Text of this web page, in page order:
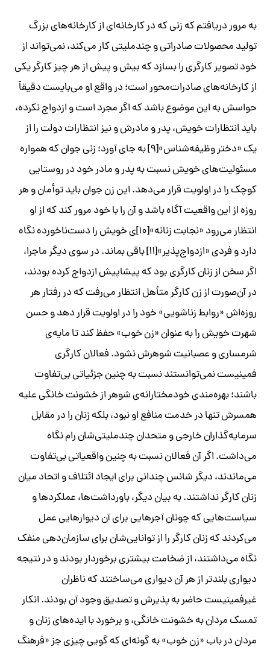
به مرور دریافتم که زنی که در کارخانه‌ای از کارخانه‌های بزرگ
تولید محصولات صادراتی و چندملیتی کار می‌کند، نمی‌تواند از
خود تصویر کارگری را بسازد که بیش و پیش از هر چیز کارگر یکی
از کارخانه‌های صادرات‌محور است؛ در واقع او می‌بایست دقیقاً
حواسش به این موضوع باشد که اگر مجرد است و ازدواج نکرده،
باید انتظارات خویش، پدر و مادرش و نیز انتظارات دولت را از
یک «دختر وظیفه‌شناس»[۹] به جای آورد؛ زنی جوان که همواره
مسئولیت‌های خویش نسبت به پدر و مادر خود در روستایی
کوچک را در اولویت قرار می‌دهد. این زن جوان باید توأمان و هر
روزه از این واقعیت آگاه باشد و آن را با خود مرور کند که از او
انتظار می‌رود «نجابت زنانه»[۱۰]ی خویش را دست‌ناخورده نگاه
دارد و فردی «ازدواج‌پذیر»[۱۱] باقی بماند. در سوی دیگر ماجرا،
اگر سخن از زنان کارگری بود که پیشاپیش ازدواج کرده بودند،
در آن‌صورت از زن کارگر متأهل انتظار می‌رفت که در رفتار هر
روزه‌اش «روابط زناشویی» خود را در اولویت قرار دهد و حسن
شهرت خویش را به عنوان «زن خوب» حفظ کند تا مایه‌ی
شرمساری و عصبانیت شوهرش نشود. فعالان کارگری
فمینیست نمی‌توانستند نسبت به چنین جزئیاتی بی‌تفاوت
باشند؛ بهره‌مندی خودمختارانه‌ی شوهر از خشونت خانگی علیه
همسرش تنها در خدمت منافع او نبود، بلکه زنان را در مقابل
سرمایه‌گذاران خارجی و متحدان چندملیتی‌شان رام نگاه
می‌داشت. اگر آن فعالان نسبت به چنین واقعیاتی بی‌تفاوت
می‌ماندند، دیگر شانس چندانی برای ایجاد ائتلاف و اتحاد میان
زنان کارگر نداشتند. به بیان دیگر، باورداشت‌ها، عملکردها و
سیاست‌هایی که چونان آجرهایی برای آن دیوارهایی عمل
می‌کردند که زنان کارگر را از توانایی‌شان برای سازمان‌دهی منفک
نگاه می‌داشتند، از ضخامت بیشتری برخوردار بودند و در نتیجه
دیواری بلندتر از هر آن دیواری می‌ساختند که ناظران
غیرفمینیست حاضر به پذیرش و تصدیق وجود آن بودند. انکار
تمسک مردان به خشونت خانگی، و برخورد با ایده‌های زنان و
مردان در باب «زن خوب» به گونه‌ای که گویی چیزی جز «فرهنگ